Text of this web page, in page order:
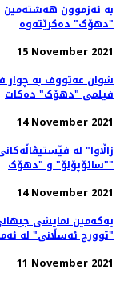
بە ئەزموون
"دهۆک" دەکرێتەوە
15 November 2021
شوان عەتووف به چوار
فیلمی "دهۆک" دەكات
14 November 2021
"سائۆپۆلۆ" و "دهۆک"
14 November 2021
یەکەمین نمایشی
"توورج ئەسڵانی" لە
11 November 2021